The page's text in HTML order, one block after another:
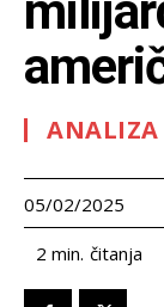
ANALIZA
05/02/2025
2 min. čitanja